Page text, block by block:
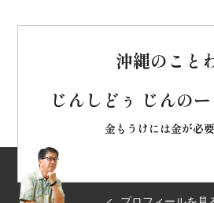
沖縄のこと
じんしどぅ じんの
金もうけには金が必